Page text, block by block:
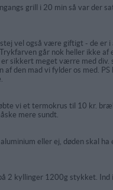
grill i 20 min så var der
vel også være giftigt - de er
går nok heller ikke af
sikkert meget værre med div.
den mad vi fylder os med. PS
vi et termokrus til 10 kr.
mere sundt.
eller ej, døden skal ha
2 kyllinger 1200g stykket.